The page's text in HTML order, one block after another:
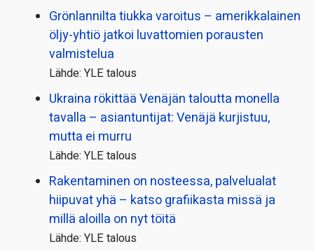
Grönlannilta tiukka varoitus – amerikkalainen
öljy-yhtiö jatkoi luvattomien porausten
valmistelua
Lähde: YLE talous
Ukraina rökittää Venäjän taloutta monella
tavalla – asiantuntijat: Venäjä kurjistuu,
mutta ei murru
Lähde: YLE talous
Rakentaminen on nosteessa, palvelualat
hiipuvat yhä – katso grafiikasta missä ja
millä aloilla on nyt töitä
Lähde: YLE talous